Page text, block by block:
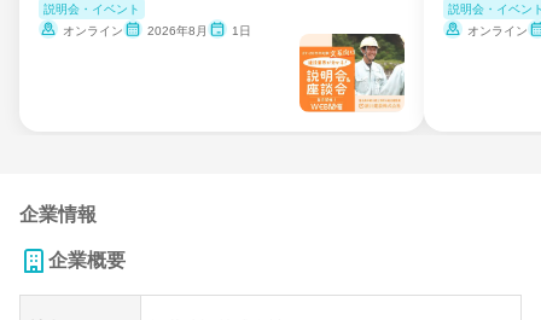
説明会・イベント
オンライン
2026年8月 1日
説明会・イベン
オンライン
企業情報
企業概要